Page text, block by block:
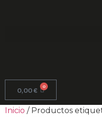
0,00€ 0
Inicio / Productos